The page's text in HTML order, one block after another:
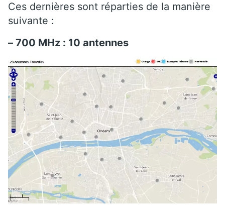
Ces dernières sont réparties de la manière
suivante :
– 700 MHz : 10 antennes